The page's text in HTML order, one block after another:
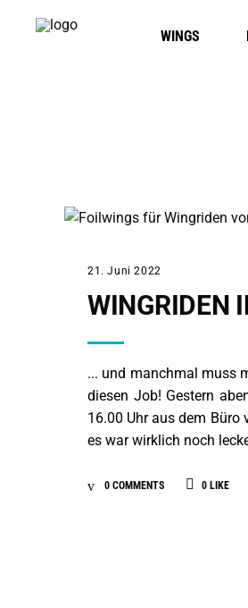
WINGS
21. Juni 2022
WINGRIDEN
... und manchmal muss
diesen Job! Gestern
16.00 Uhr aus dem Büro
es war wirklich noch
0 COMMENTS 0 LIKE